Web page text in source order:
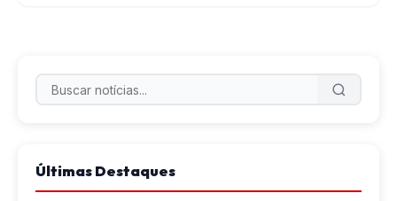
Últimas Destaques